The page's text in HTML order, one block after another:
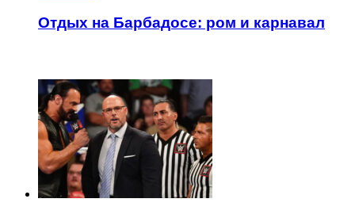
Отдых на Барбадосе: ром и карнавал